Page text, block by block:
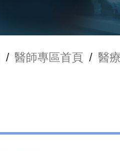
/ 醫師專區首頁 / 醫